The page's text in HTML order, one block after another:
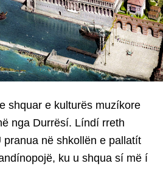
shquar e kulturës muzíkore
nga Durrësí. Líndí rreth
në shkollën e pallatít
ku u shqua sí më í